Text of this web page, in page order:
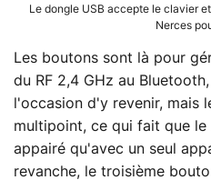
Le dongle USB accepte le clavier
Nerces
Les boutons sont là pour
du RF 2,4 GHz au
l'occasion d'y revenir, mais
multipoint, ce qui fait que
appairé qu'avec un seul
revanche, le troisième